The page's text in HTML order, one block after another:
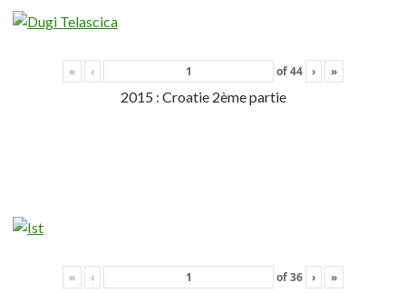
« ‹ of44 › »
2015 : Croatie 2ème partie
« ‹ of36 › »